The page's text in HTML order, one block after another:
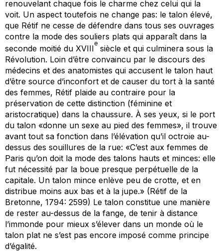
renouvelant chaque fois le charme chez celui qui la
voit. Un aspect toutefois ne change pas: le talon élevé,
que Rétif ne cesse de défendre dans tous ses ouvrages
contre la mode des souliers plats qui apparaît dans la
seconde moitié du XVIII
e
siècle et qui culminera sous la
Révolution. Loin d’être convaincu par le discours des
médecins et des anatomistes qui accusent le talon haut
d’être source d’inconfort et de causer du tort à la santé
des femmes, Rétif plaide au contraire pour la
préservation de cette distinction (féminine et
aristocratique) dans la chaussure. À ses yeux, si le port
du talon «donne un sexe au pied des femmes», il trouve
avant tout sa fonction dans l’élévation qu’il octroie au-
dessus des souillures de la rue: «C’est aux femmes de
Paris qu’on doit la mode des talons hauts et minces: elle
fut nécessité par la boue presque perpétuelle de la
capitale. Un talon mince enlève peu de crotte, et en
distribue moins aux bas et à la jupe.» (Rétif de la
Bretonne, 1794: 2599) Le talon constitue une manière
de rester au-dessus de la fange, de tenir à distance
l’immonde pour mieux s’élever dans un monde où le
talon plat ne s’est pas encore imposé comme principe
d’égalité.